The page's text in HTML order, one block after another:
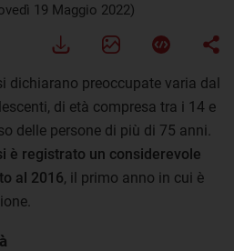
19 Maggio 2022)
dichiarano preoccupate varia dal
di età compresa tra i 14 e
delle persone di più di 75 anni.
è registrato un considerevole
al 2016, il primo anno in cui è